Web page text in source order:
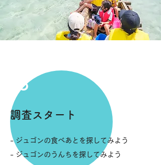
3
調査スタート
- ジュゴンの食べあとを探してみよう
- ジュゴンのうんちを探してみよう